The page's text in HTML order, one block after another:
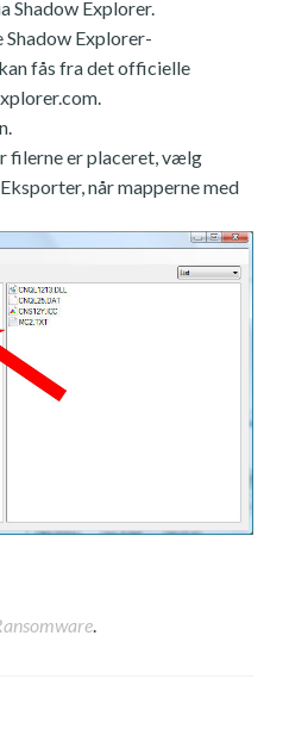
Shadow Explorer.
Shadow Explorer-
fås fra det officielle
filerne er placeret, vælg
når mapperne med